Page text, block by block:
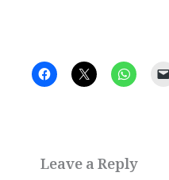
Leave a Reply